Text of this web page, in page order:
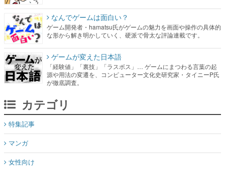
なんでゲームは面白い？
ゲーム開発者・hamatsu氏がゲームの魅力を画面や操作の具体的
な形から解き明かしていく、硬派で骨太な評論連載です。
ゲームが変えた日本語
「経験値」「裏技」「ラスボス」… ゲームにまつわる言葉の起
源や用法の変遷を、コンピューター文化史研究家・タイニーP氏
が徹底調査。
カテゴリ
特集記事
マンガ
女性向け